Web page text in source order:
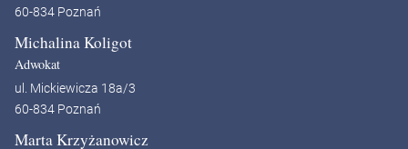
60-834 Poznań
Michalina Koligot
Adwokat
ul. Mickiewicza 18a/3
60-834 Poznań
Marta Krzyżanowicz